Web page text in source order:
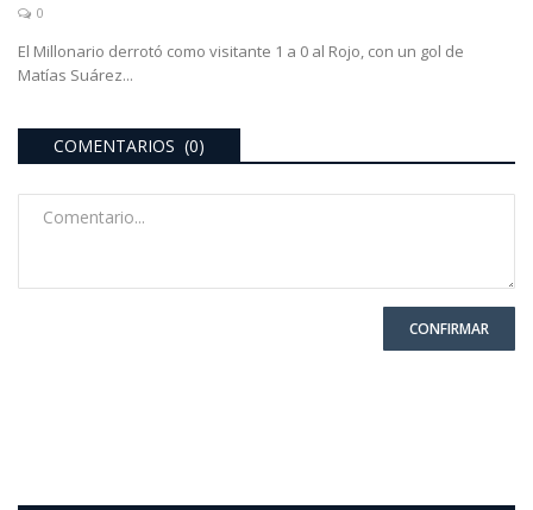
0
El Millonario derrotó como visitante 1 a 0 al Rojo, con un gol de
Matías Suárez...
COMENTARIOS (0)
CONFIRMAR